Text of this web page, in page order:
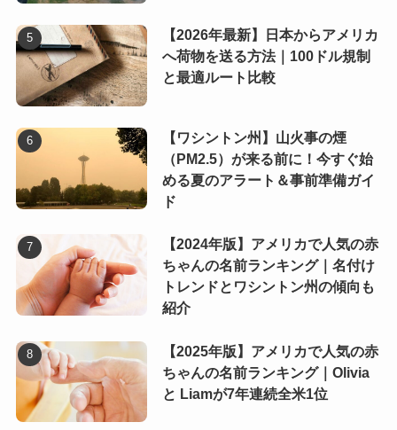
【2026年最新】日本からアメリカ
へ荷物を送る方法｜100ドル規制
と最適ルート比較
【ワシントン州】山火事の煙
（PM2.5）が来る前に！今すぐ始
める夏のアラート＆事前準備ガイ
ド
【2024年版】アメリカで人気の赤
ちゃんの名前ランキング｜名付け
トレンドとワシントン州の傾向も
紹介
【2025年版】アメリカで人気の赤
ちゃんの名前ランキング｜Olivia
と Liamが7年連続全米1位